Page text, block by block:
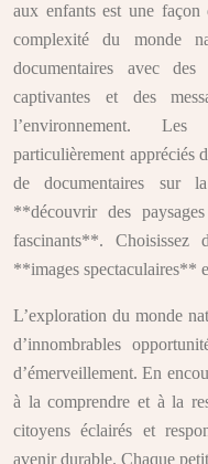
aux enfants est une
complexité du monde
documentaires avec des
captivantes et des
l’environnement.
particulièrement appréciés
de documentaires sur
**découvrir des
fascinants**. Choisissez
**images spectaculaires**
L’exploration du monde
d’innombrables
d’émerveillement. En
à la comprendre et à la
citoyens éclairés et
avenir durable. Chaque